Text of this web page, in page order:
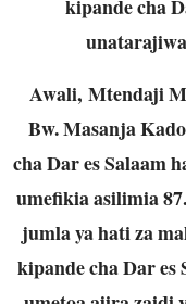
kipande cha
Awali, Mtendaji
Bw. Masanja
cha Dar es Salaam
umefikia asilimia
jumla ya hati za
kipande cha Dar